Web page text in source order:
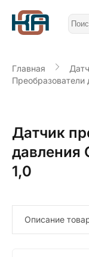
Главная
Преобразователи
Датчик
давления
1,0
Описание